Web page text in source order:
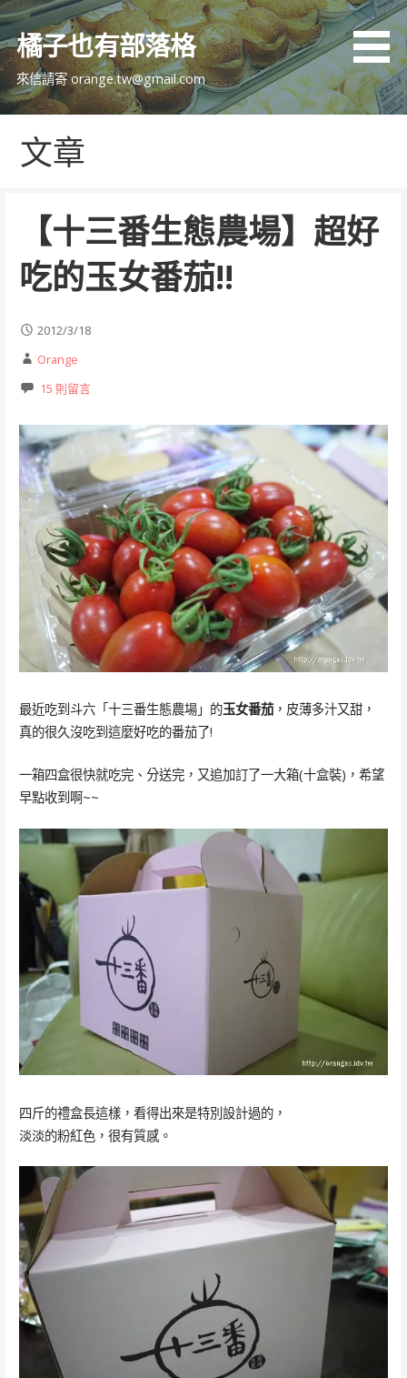
跳
主
內
橘子也有部落格
來信請寄 orange.tw@gmail.com
文章
【十三番生態農場】超好
吃的玉女番茄!!
2012/3/18
Orange
15 則留言
最近吃到斗六「十三番生態農場」的玉女番茄，皮薄多汁又甜，
真的很久沒吃到這麼好吃的番茄了!
一箱四盒很快就吃完、分送完，又追加訂了一大箱(十盒裝)，希望
早點收到啊~~
四斤的禮盒長這樣，看得出來是特別設計過的，
淡淡的粉紅色，很有質感。